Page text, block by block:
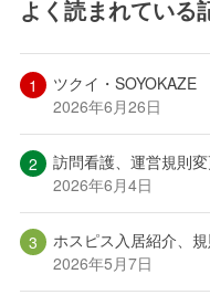
よく読まれている
ツクイ・
2026年6月26日
訪問看護、運営規則
2026年6月4日
ホスピス入居紹介、
2026年5月7日